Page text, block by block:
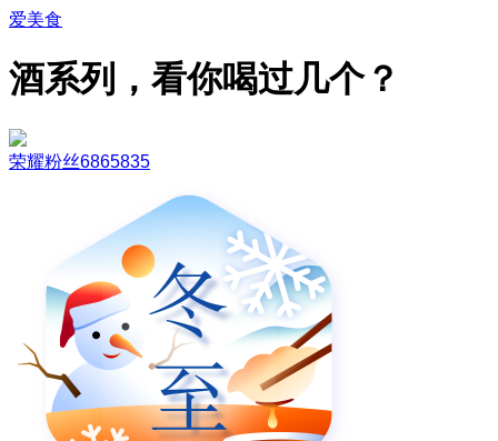
爱美食
酒系列，看你喝过几个？
荣耀粉丝6865835